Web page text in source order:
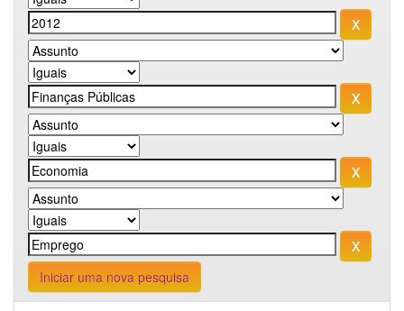
Iniciar uma nova pesquisa